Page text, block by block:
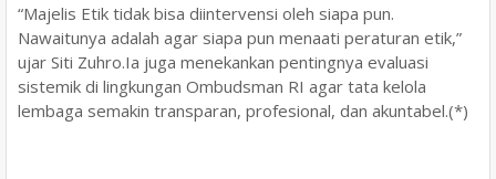
“Majelis Etik tidak bisa diintervensi oleh siapa pun.
Nawaitunya adalah agar siapa pun menaati peraturan etik,”
ujar Siti Zuhro.Ia juga menekankan pentingnya evaluasi
sistemik di lingkungan Ombudsman RI agar tata kelola
lembaga semakin transparan, profesional, dan akuntabel.(*)